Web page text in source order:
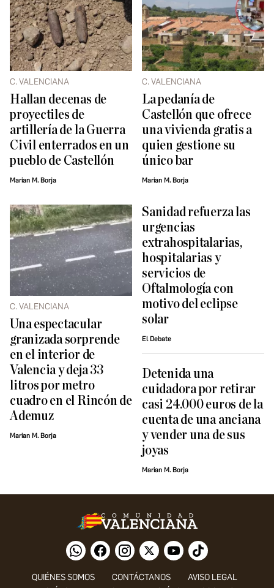
C. VALENCIANA
Hallan decenas de
proyectiles de
artillería de la Guerra
Civil enterrados en un
pueblo de Castellón
Marian M. Borja
C. VALENCIANA
La pedanía de
Castellón que ofrece
una vivienda gratis a
quien gestione su
único bar
Marian M. Borja
C. VALENCIANA
Una espectacular
granizada sorprende
en el interior de
Valencia y deja 33
litros por metro
cuadro en el Rincón de
Ademuz
Marian M. Borja
Sanidad refuerza las
urgencias
extrahospitalarias,
hospitalarias y
servicios de
Oftalmología con
motivo del eclipse
solar
El Debate
Detenida una
cuidadora por retirar
casi 24.000 euros de la
cuenta de una anciana
y vender una de sus
joyas
Marian M. Borja
QUIÉNES SOMOS CONTÁCTANOS
AVISO LEGAL